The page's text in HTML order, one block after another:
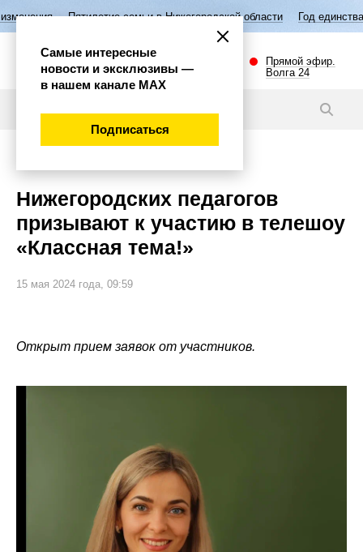
семьи в Нижегородской области Год единства народов
Прямой эфир.
Волга 24
Нижегородских педагогов
призывают к участию в телешоу
«Классная тема!»
15 мая 2024 года, 09:59
Открыт прием заявок от участников.
Самые интересные
новости и эксклюзивы —
в нашем канале МАХ
Подписаться